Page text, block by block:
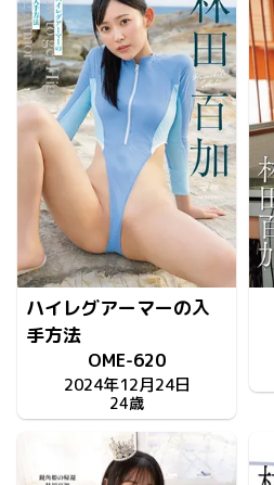
ハイレグアーマーの入
手方法
OME-620
2024年12月24日
24歳